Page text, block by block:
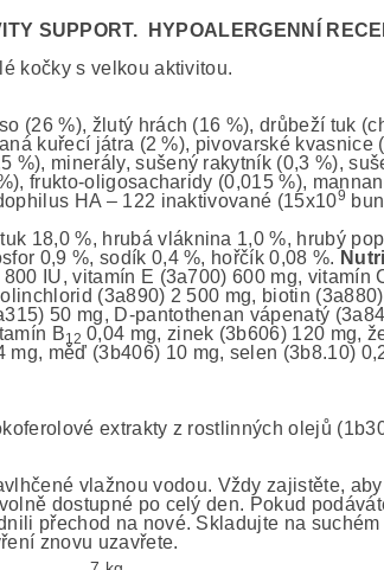
SUPPORT. HYPOALERGENNÍ
kočky s velkou aktivitou.
(26 %), žlutý hrách (16 %), drůbeží tuk
kuřecí játra (2 %), pivovarské kvasnice
%), minerály, sušený rakytník (0,3 %),
frukto-oligosacharidy (0,015 %),
HA – 122 inaktivované (15x109
18,0 %, hrubá vláknina 1,0 %, hrubý
0,9 %, sodík 0,4 %, hořčík 0,08 %.
800 IU, vitamín E (3a700) 600 mg, vitamín
(3a890) 2 500 mg, biotin
50 mg, D-pantothenan vápenatý
B12 0,04 mg, zinek (3b606) 120 mg,
měď (3b406) 10 mg, selen (3b8.10)
extrakty z rostlinných olejů
vlažnou vodou. Vždy zajistěte,
dostupné po celý den. Pokud
přechod na nové. Skladujte na
znovu uzavřete.